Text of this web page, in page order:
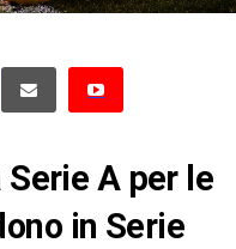
A per le
in Serie